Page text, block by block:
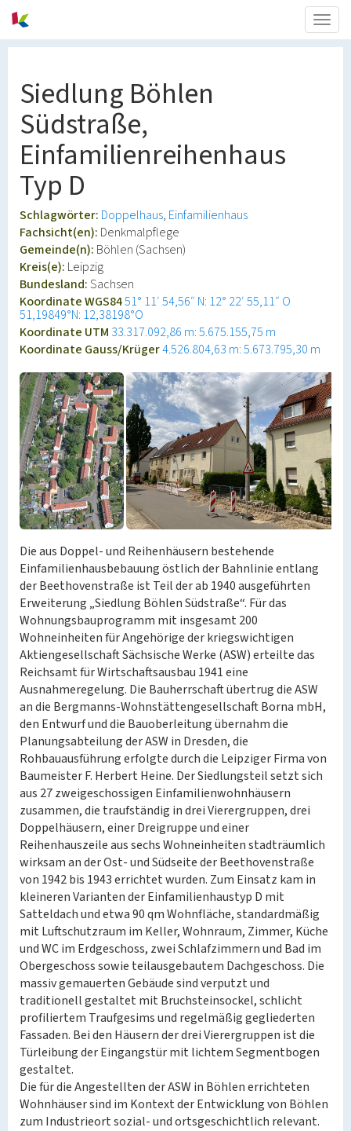
Siedlung Böhlen
Südstraße,
Einfamilienreihenhaus
Typ D
Schlagwörter: Doppelhaus Einfamilienhaus
Fachsicht(en): Denkmalpflege
Gemeinde(n): Böhlen (Sachsen)
Kreis(e): Leipzig
Bundesland:Sachsen
Koordinate WGS8451° 11′ 54,56″ N: 12° 22′ 55,11″ O
51,19849°N: 12,38198°O
Koordinate UTM 33.317.092,86 m: 5.675.155,75 m
Koordinate Gauss/Krüger4.526.804,63 m: 5.673.795,30 m
Die aus Doppel- und Reihenhäusern bestehende
Einfamilienhausbebauung östlich der Bahnlinie entlang
der Beethovenstraße ist Teil der ab 1940 ausgeführten
Erweiterung „Siedlung Böhlen Südstraße“. Für das
Wohnungsbauprogramm mit insgesamt 200
Wohneinheiten für Angehörige der kriegswichtigen
Aktiengesellschaft Sächsische Werke (ASW) erteilte das
Reichsamt für Wirtschaftsausbau 1941 eine
Ausnahmeregelung. Die Bauherrschaft übertrug die ASW
an die Bergmanns-Wohnstättengesellschaft Borna mbH,
den Entwurf und die Bauoberleitung übernahm die
Planungsabteilung der ASW in Dresden, die
Rohbauausführung erfolgte durch die Leipziger Firma von
Baumeister F. Herbert Heine. Der Siedlungsteil setzt sich
aus 27 zweigeschossigen Einfamilienwohnhäusern
zusammen, die traufständig in drei Vierergruppen, drei
Doppelhäusern, einer Dreigruppe und einer
Reihenhauszeile aus sechs Wohneinheiten stadträumlich
wirksam an der Ost- und Südseite der Beethovenstraße
von 1942 bis 1943 errichtet wurden. Zum Einsatz kam in
kleineren Varianten der Einfamilienhaustyp D mit
Satteldach und etwa 90 qm Wohnfläche, standardmäßig
mit Luftschutzraum im Keller, Wohnraum, Zimmer, Küche
und WC im Erdgeschoss, zwei Schlafzimmern und Bad im
Obergeschoss sowie teilausgebautem Dachgeschoss. Die
massiv gemauerten Gebäude sind verputzt und
traditionell gestaltet mit Bruchsteinsockel, schlicht
profiliertem Traufgesims und regelmäßig gegliederten
Fassaden. Bei den Häusern der drei Vierergruppen ist die
Türleibung der Eingangstür mit lichtem Segmentbogen
gestaltet.
Die für die Angestellten der ASW in Böhlen errichteten
Wohnhäuser sind im Kontext der Entwicklung von Böhlen
zum Industrieort sozial- und ortsgeschichtlich relevant.